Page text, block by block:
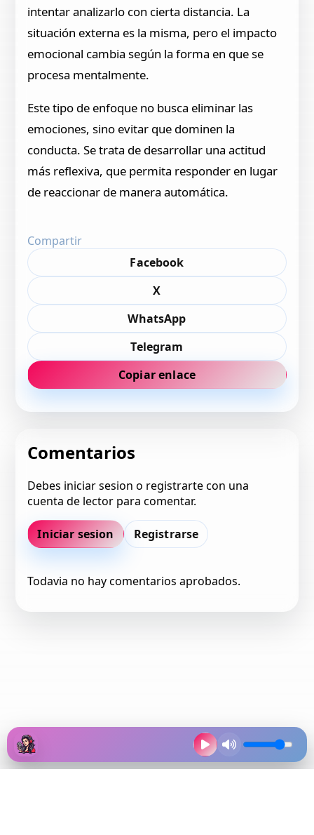
intentar analizarlo con cierta distancia. La
situación externa es la misma, pero el impacto
emocional cambia según la forma en que se
procesa mentalmente.
Este tipo de enfoque no busca eliminar las
emociones, sino evitar que dominen la
conducta. Se trata de desarrollar una actitud
más reflexiva, que permita responder en lugar
de reaccionar de manera automática.
Compartir
Facebook
X
WhatsApp
Telegram
Copiar enlace
Comentarios
Debes iniciar sesion o registrarte con una
cuenta de lector para comentar.
Iniciar sesion Registrarse
Todavia no hay comentarios aprobados.